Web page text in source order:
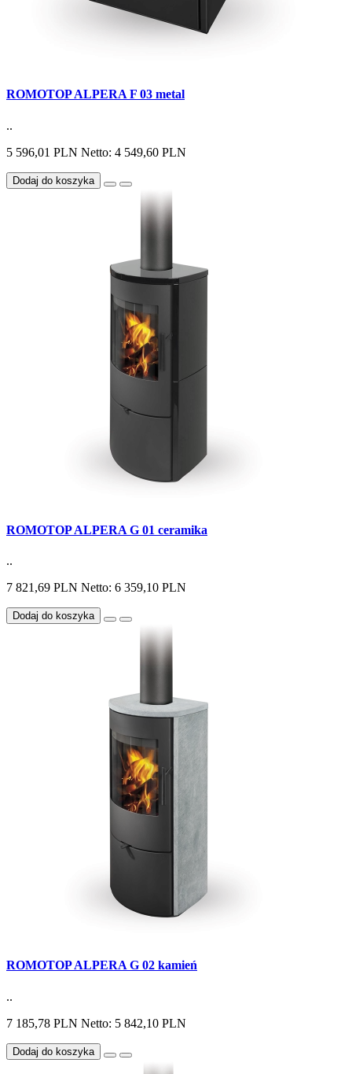
ROMOTOP ALPERA F 03 metal
..
5 596,01 PLN Netto: 4 549,60 PLN
Dodaj do koszyka
ROMOTOP ALPERA G 01 ceramika
..
7 821,69 PLN Netto: 6 359,10 PLN
Dodaj do koszyka
ROMOTOP ALPERA G 02 kamień
..
7 185,78 PLN Netto: 5 842,10 PLN
Dodaj do koszyka